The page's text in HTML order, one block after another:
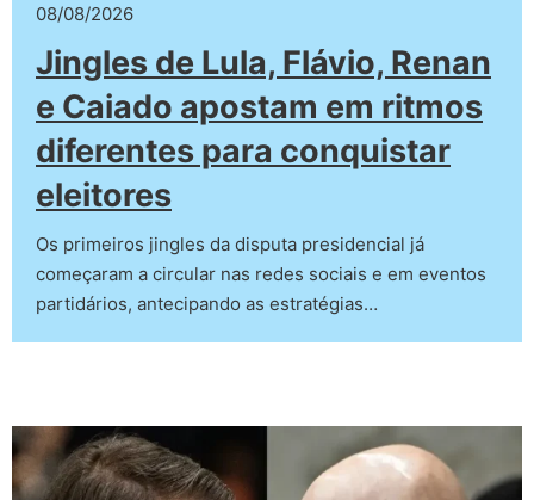
08/08/2026
Jingles de Lula, Flávio, Renan
e Caiado apostam em ritmos
diferentes para conquistar
eleitores
Os primeiros jingles da disputa presidencial já
começaram a circular nas redes sociais e em eventos
partidários, antecipando as estratégias…